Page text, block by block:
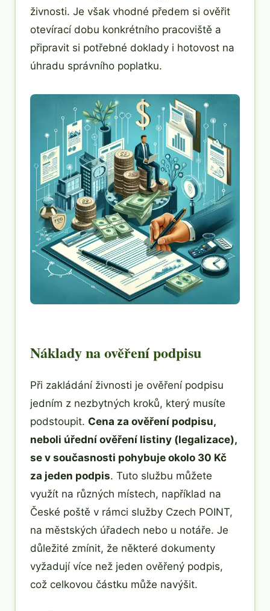
živnosti. Je však vhodné předem si ověřit
otevírací dobu konkrétního pracoviště a
připravit si potřebné doklady i hotovost na
úhradu správního poplatku.
Náklady na ověření podpisu
Při zakládání živnosti je ověření podpisu
jedním z nezbytných kroků, který musíte
podstoupit. Cena za ověření podpisu,
neboli úřední ověření listiny (legalizace),
se v současnosti pohybuje okolo 30 Kč
za jeden podpis. Tuto službu můžete
využít na různých místech, například na
České poště v rámci služby Czech POINT,
na městských úřadech nebo u notáře. Je
důležité zmínit, že některé dokumenty
vyžadují více než jeden ověřený podpis,
což celkovou částku může navýšit.